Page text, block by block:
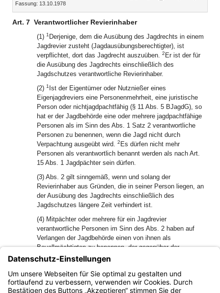
Fassung: 13.10.1978
Art. 7 Verantwortlicher Revierinhaber
(1) 1 Derjenige, dem die Ausübung des Jagdrechts in einem
Jagdrevier zusteht (Jagdausübungsberechtigter), ist
verpflichtet, dort das Jagdrecht auszuüben. 2 Er ist der für
die Ausübung des Jagdrechts einschließlich des
Jagdschutzes verantwortliche Revierinhaber.
(2) 1 Ist der Eigentümer oder Nutznießer eines
Eigenjagdreviers eine Personenmehrheit, eine juristische
Person oder nichtjagdpachtfähig (§ 11 Abs. 5 BJagdG), so
hat er der Jagdbehörde eine oder mehrere jagdpachtfähige
Personen als im Sinn des Abs. 1 Satz 2 verantwortliche
Personen zu benennen, wenn die Jagd nicht durch
Verpachtung ausgeübt wird. 2 Es dürfen nicht mehr
Personen als verantwortlich benannt werden als nach Art.
15 Abs. 1 Jagdpächter sein dürfen.
(3) Abs. 2 gilt sinngemäß, wenn und solang der
Revierinhaber aus Gründen, die in seiner Person liegen, an
der Ausübung des Jagdrechts einschließlich des
Jagdschutzes längere Zeit verhindert ist.
(4) Mitpächter oder mehrere für ein Jagdrevier
verantwortliche Personen im Sinn des Abs. 2 haben auf
Verlangen der Jagdbehörde einen von ihnen als
Bevollmächtigten zu benennen, der gegenüber der
Jagdbehörde in allen die Jagdausübung in dem Jagdrevier
betreffenden Angelegenheiten zur Abgabe und
Entgegennahme von Erklärungen sowie zum Empfang von
Urkunden und Sachen berechtigt ist.